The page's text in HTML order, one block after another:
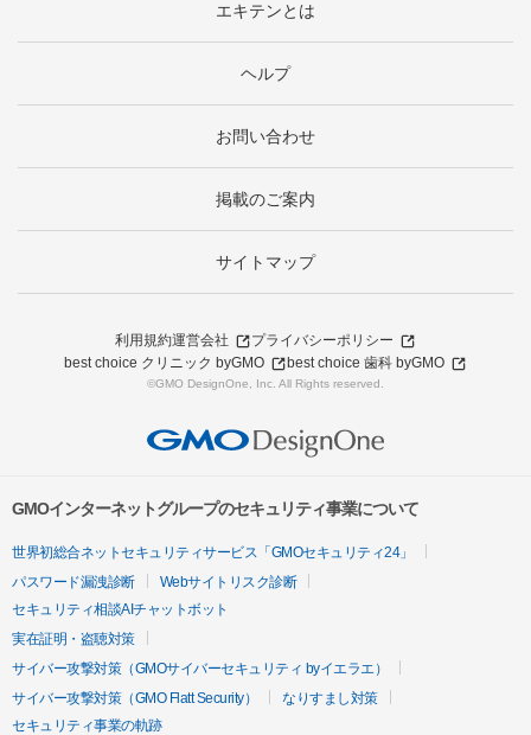
エキテンとは
ヘルプ
お問い合わせ
掲載のご案内
サイトマップ
利用規約運営会社
プライバシーポリシー
best choice クリニック byGMO
best choice 歯科 byGMO
©GMO DesignOne, Inc. All Rights reserved.
GMOインターネットグループのセキュリティ事業について
世界初総合ネットセキュリティサービス「GMOセキュリティ24」
パスワード漏洩診断
Webサイトリスク診断
セキュリティ相談AIチャットボット
実在証明・盗聴対策
サイバー攻撃対策（GMOサイバーセキュリティ byイエラエ）
サイバー攻撃対策（GMO Flatt Security）
なりすまし対策
セキュリティ事業の軌跡